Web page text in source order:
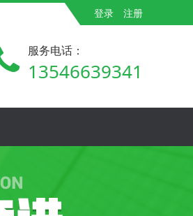
登录 注册
服务电话：
13546639341